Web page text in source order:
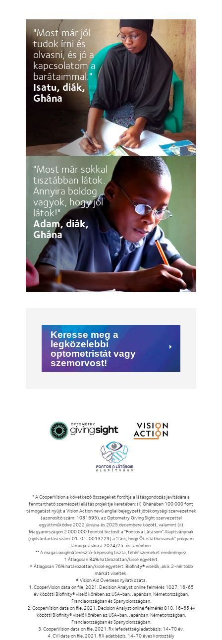
"Most már jól
tudok írni és
olvasni, és jó a
kapcsolatom a
barátaimmal."
Isatu, diák,
Ghána
"Most már sokkal
tisztábban látok.
Annyira boldog
vagyok, hogy jól
látok!"
Adam, diák,
Ghána
Keresse meg a
legközelebbi
optometristát vagy
szemorvost!
* A CooperVision a következő összegeket fordítja a látásgondozás javítására a
fenntartható szemészeti ellátás projektje keretében: (i) Ghánában 100 000 font
támogatást nyújt a Vision Action nevű angliai bejegyzett jótékonysági szervezetnek
(azonosító szám: 1081695), az Optometry Giving Sight szervezettel
együttműködve 2022 júniusa és 2025 decembere között, valamint (ii)
Magyarországon 2 000 000 forintot biztosít a "Fontos a Látásom" Alapítványnak
(nyilvántartási szám: 01-01-0013229) a "Láss, hogy Ők is láthassanak" program
támogatására a 2024/25-ös tanévben.
** A magas oxigénáteresztő-képesség tiszta, fehér szemeket eredményez.
† Átlagosan 84% határozottan/kissé egyetért.
‡ Átlagosan 76% határozottan/kissé egyetért. Biofinity® viselők, akik 2-nél több
márkát viseltek.
# Vision Aid Overseas nyilatkozata.
1. CooperVision data on file, 2021. Decision Analyst online felmérés 1027, 16-65
év közötti Biofinity® viselő körében az USA-ban, Japánban, Németországban,
Franciaországban és Spanyolországban.
2. CooperVision data on file, 2021. Decision Analyst online felmérés 810, 16-65 év
közötti Biofinity® viselő körében az USA-ban, Japánban, Németországban,
Franciaországban és Spanyolországban.
3. CooperVision data on file, 2021. Rx lefedettségi adatbázis; 14-70 év.
4. CVI data on file, 2021. RX adatbázis, 14-70 éves korosztály